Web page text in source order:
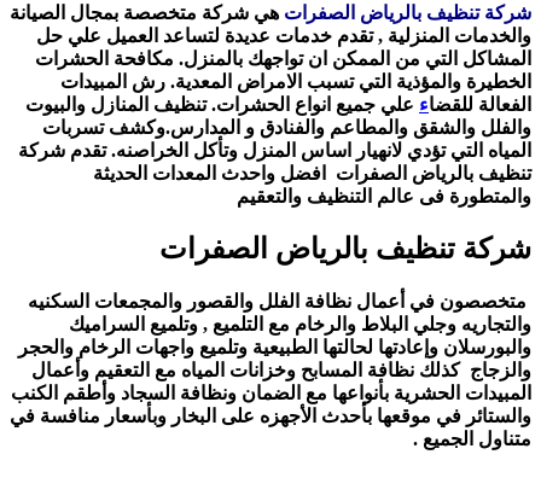
شركة تنظيف بالرياض الصفرات هي شركة متخصصة بمجال الصيانة
والخدمات المنزلية , تقدم خدمات عديدة لتساعد العميل علي حل
المشاكل التي من الممكن ان تواجهك بالمنزل. مكافحة الحشرات
الخطيرة والمؤذية التي تسبب الامراض المعدية. رش المبيدات
الفعالة للقضاء علي جميع انواع الحشرات. تنظيف المنازل والبيوت
والفلل والشقق والمطاعم والفنادق و المدارس.وكشف تسربات
المياه التي تؤدي لانهيار اساس المنزل وتأكل الخراصنه. تقدم شركة
تنظيف بالرياض الصفرات افضل واحدث المعدات الحديثة
والمتطورة فى عالم التنظيف والتعقيم
شركة تنظيف بالرياض الصفرات
متخصصون في أعمال نظافة الفلل والقصور والمجمعات السكنيه
والتجاريه وجلي البلاط والرخام مع التلميع , وتلميع السراميك
والبورسلان وإعادتها لحالتها الطبيعية وتلميع واجهات الرخام والحجر
والزجاج كذلك نظافة المسابح وخزانات المياه مع التعقيم وأعمال
المبيدات الحشرية بأنواعها مع الضمان ونظافة السجاد وأطقم الكنب
والستائر في موقعها بأحدث الأجهزه على البخار وبأسعار منافسة في
متناول الجميع .